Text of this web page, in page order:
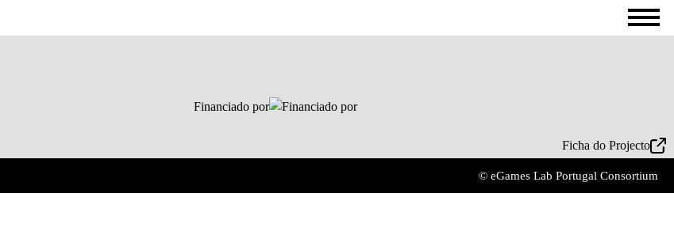
Financiado por
Ficha do Projecto
© eGames Lab Portugal Consortium